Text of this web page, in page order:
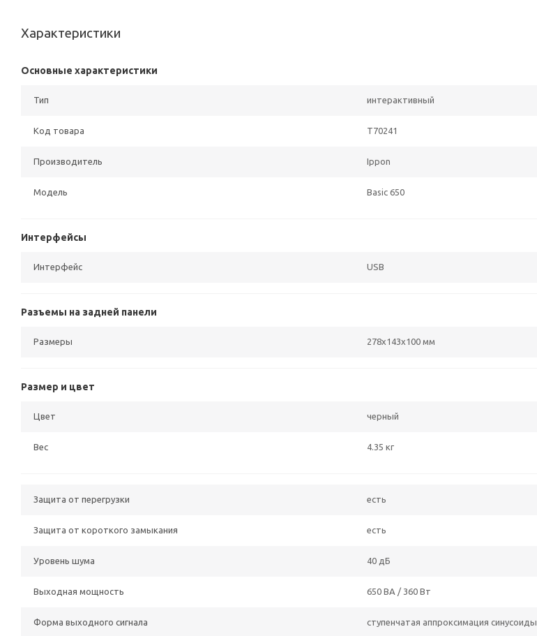
Характеристики
Основные характеристики
Тип интерактивный
Код товара T70241
Производитель Ippon
Модель Basic 650
Интерфейсы
Интерфейс USB
Разъемы на задней панели
Размеры 278x143x100 мм
Размер и цвет
Цвет черный
Вес 4.35 кг
Защита от перегрузки есть
Защита от короткого замыкания есть
Уровень шума 40 дБ
Выходная мощность 650 ВА / 360 Вт
Форма выходного сигнала ступенчатая аппроксимация синусоиды